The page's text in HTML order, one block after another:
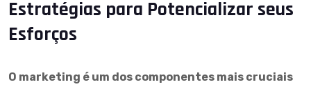
Estratégias para Potencializar seus
Esforços
O marketing é um dos componentes mais cruciais